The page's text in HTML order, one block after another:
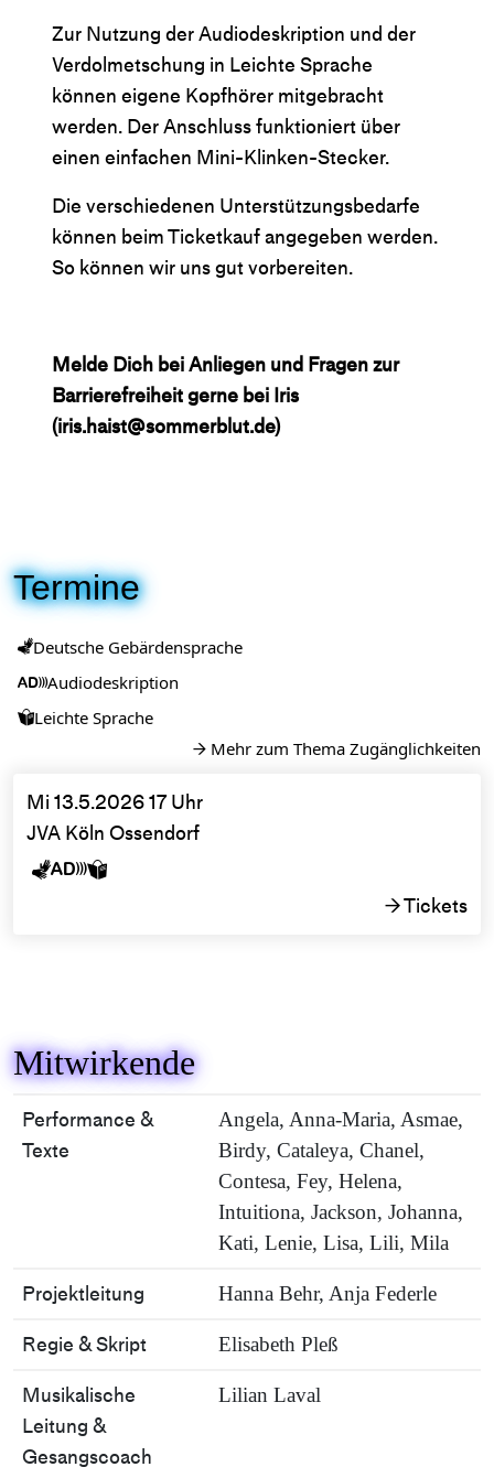
Zur Nutzung der Audiodeskription und der
Verdolmetschung in Leichte Sprache
können eigene Kopfhörer mitgebracht
werden. Der Anschluss funktioniert über
einen einfachen Mini-Klinken-Stecker.
Die verschiedenen Unterstützungsbedarfe
können beim Ticketkauf angegeben werden.
So können wir uns gut vorbereiten.
Melde Dich bei Anliegen und Fragen zur
Barrierefreiheit gerne bei Iris
(iris.haist@sommerblut.de)
Termine
Deutsche Gebärdensprache
Audiodeskription
Leichte Sprache
→ Mehr zum Thema Zugänglichkeiten
Mi 13.5.2026 17 Uhr
JVA Köln Ossendorf

→Tickets
Mitwirkende
Performance &
Texte
Angela, Anna-Maria, Asmae,
Birdy, Cataleya, Chanel,
Contesa, Fey, Helena,
Intuitiona, Jackson, Johanna,
Kati, Lenie, Lisa, Lili, Mila
Projektleitung Hanna Behr, Anja Federle
Regie & Skript Elisabeth Pleß
Musikalische
Leitung &
Gesangscoach
Lilian Laval